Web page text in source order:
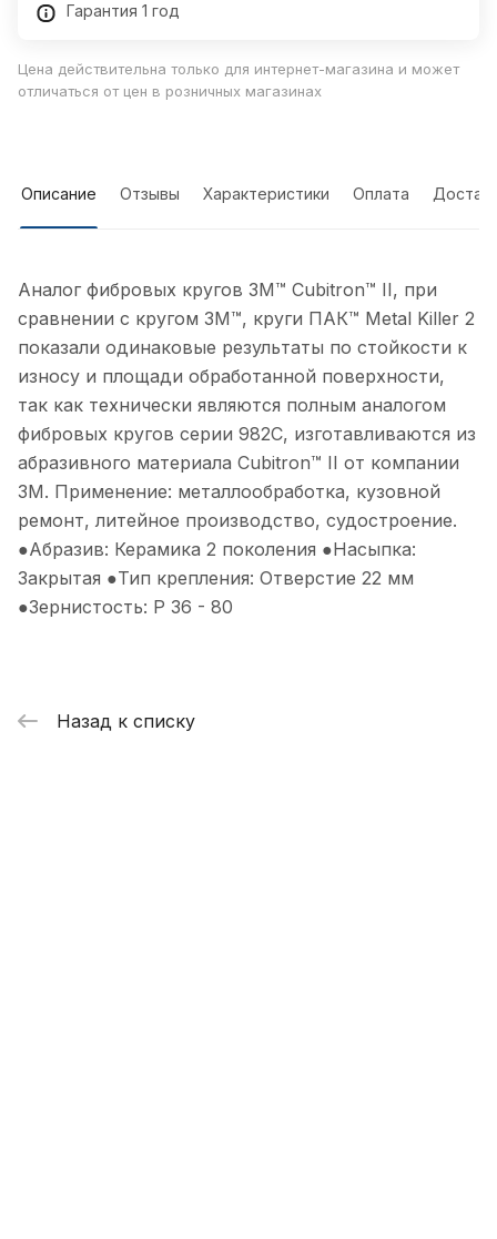
Гарантия 1 год
Цена действительна только для интернет-магазина и может
отличаться от цен в розничных магазинах
Описание Отзывы Характеристики Оплата
Аналог фибровых кругов 3M™ Cubitron™ II, при
сравнении с кругом 3M™, круги ПАК™ Metal Killer 2
показали одинаковые результаты по стойкости к
износу и площади обработанной поверхности,
так как технически являются полным аналогом
фибровых кругов серии 982С, изготавливаются из
абразивного материала Cubitron™ II от компании
3М. Применение: металлообработка, кузовной
ремонт, литейное производство, судостроение.
●Абразив: Керамика 2 поколения ●Насыпка:
Закрытая ●Тип крепления: Отверстие 22 мм
●Зернистость: P 36 - 80
Назад к списку